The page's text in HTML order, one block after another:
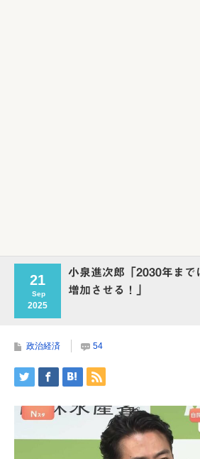
21
Sep
2025
小泉進次郎「2030年まで
増加させる！」
政治経済 54